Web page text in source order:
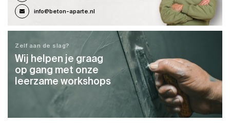
info@beton-aparte.nl
Zelf aan de slag?
Wij helpen je graag
op gang met onze
leerzame workshops